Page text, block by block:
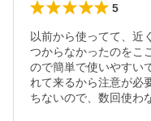
5
以前から使ってて、近
つからなかったのをこ
ので簡単で使いやすい
れて来るから注意が必
ちないので、数回使わ